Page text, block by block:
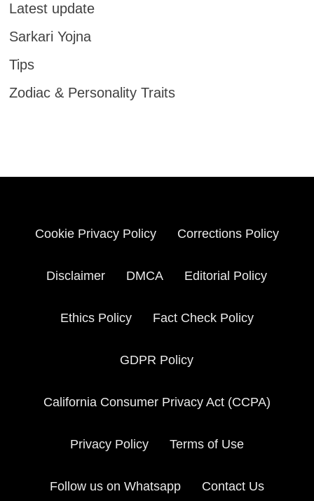
Latest update
Sarkari Yojna
Tips
Zodiac & Personality Traits
Cookie Privacy Policy Corrections Policy
Disclaimer DMCA Editorial Policy
Ethics Policy Fact Check Policy
GDPR Policy
California Consumer Privacy Act (CCPA)
Privacy Policy Terms of Use
Follow us on Whatsapp Contact Us